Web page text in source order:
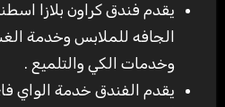
يقدم فندق كراون بلازا
الجافه للملابس وخدمة
وخدمات الكي والتلميع .
يقدم الفندق خدمة الواي